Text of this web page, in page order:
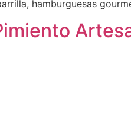
hamburguesas